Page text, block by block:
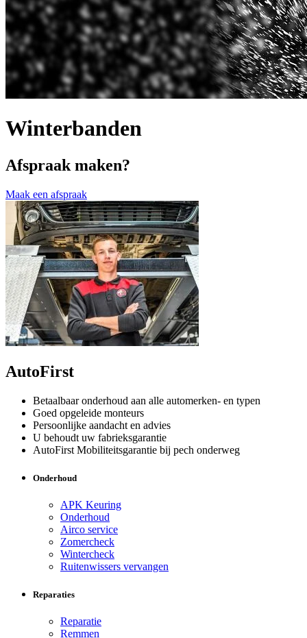
Winterbanden
Afspraak maken?
Maak een afspraak
AutoFirst
Betaalbaar onderhoud aan alle automerken- en typen
Goed opgeleide monteurs
Persoonlijke aandacht en advies
U behoudt uw fabrieksgarantie
AutoFirst Mobiliteitsgarantie bij pech onderweg
Onderhoud
APK Keuring
Onderhoud
Airco service
Zomercheck
Wintercheck
Ruitenwissers vervangen
Reparaties
Reparatie
Remmen